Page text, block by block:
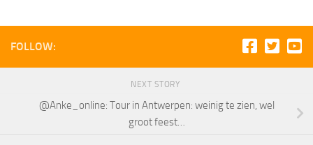
FOLLOW:
NEXT STORY
@Anke_online: Tour in Antwerpen: weinig te zien, wel
groot feest…